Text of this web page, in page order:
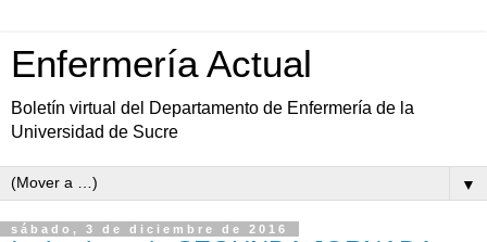
Enfermería Actual
Boletín virtual del Departamento de Enfermería de la
Universidad de Sucre
▼
sábado, 3 de diciembre de 2016